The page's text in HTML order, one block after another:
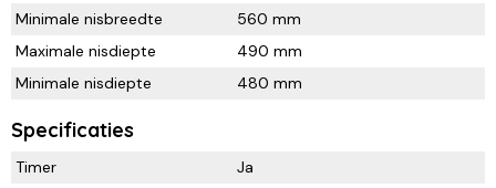
Minimale nisbreedte
560 mm
Maximale nisdiepte
490 mm
Minimale nisdiepte
480 mm
Specificaties
Timer
Ja